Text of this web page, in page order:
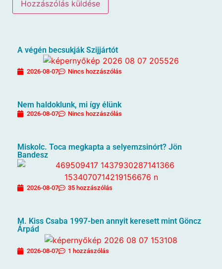
A végén becsukják Szijjártót
2026-08-07 Nincs hozzászólás
Nem haldoklunk, mi így élünk
2026-08-07 Nincs hozzászólás
Miskolc. Toca megkapta a selyemzsinórt? Jön
Bandesz
2026-08-07 35 hozzászólás
M. Kiss Csaba 1997-ben annyit keresett mint Göncz
Árpád
2026-08-07 1 hozzászólás